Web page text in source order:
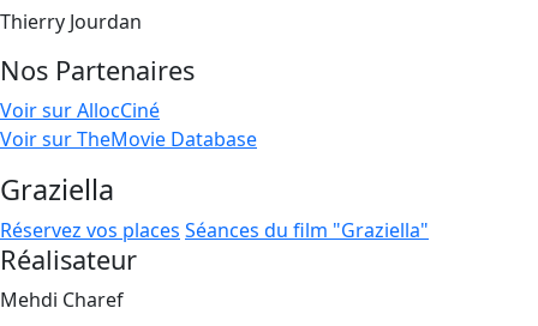
Thierry Jourdan
Nos Partenaires
Voir sur AllocCiné
Voir sur TheMovie Database
Graziella
Réservez vos places Séances du film "Graziella"
Réalisateur
Mehdi Charef